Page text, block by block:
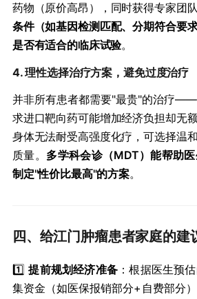
药物（原价高昂），同时获得专家团队
条件（如基因检测匹配、分期符合要
是否有适合的临床试验​​。
4. ​​理性选择治疗方案，避免过度治疗​
并非所有患者都需要"最贵"的治疗
求进口靶向药可能增加经济负担却无
身体无法耐受高强度化疗，可选择温
质量。​ 多学科会诊（MDT）能帮助
制定"性价比最高"的方案​​。
四、给江门肿瘤患者家庭的建
1️⃣ ​ ​提前规划经济准备​：根据医生预
集资金（如医保报销部分+自费部分